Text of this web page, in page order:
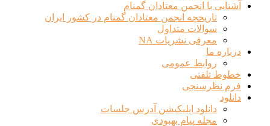
آشنایی با انجمن معتادان گمنام
تاریخچه انجمن معتادان گمنام در کشور ایران
سوالات متداول
معرفی نشریات NA
درباره ما
روابط عمومی
خطوط تلفنی
فرم نظرسنجی
دانلود
دانلود اپلیکیشن آدرس جلسات
مجله پیام بهبودی